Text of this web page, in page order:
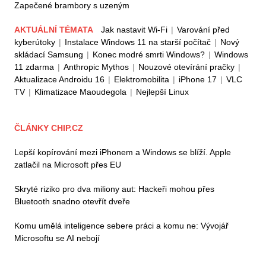
Zapečené brambory s uzeným
AKTUÁLNÍ TÉMATA Jak nastavit Wi-Fi | Varování před
kyberútoky | Instalace Windows 11 na starší počítač | Nový
skládací Samsung | Konec modré smrti Windows? | Windows
11 zdarma | Anthropic Mythos | Nouzové otevírání pračky |
Aktualizace Androidu 16 | Elektromobilita | iPhone 17 | VLC
TV | Klimatizace Maoudegola | Nejlepší Linux
ČLÁNKY CHIP.CZ
Lepší kopírování mezi iPhonem a Windows se blíží. Apple
zatlačil na Microsoft přes EU
Skryté riziko pro dva miliony aut: Hackeři mohou přes
Bluetooth snadno otevřít dveře
Komu umělá inteligence sebere práci a komu ne: Vývojář
Microsoftu se AI nebojí